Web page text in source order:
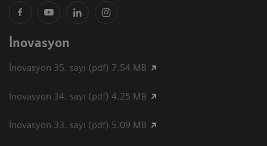
İnovasyon
İnovasyon 35. sayı (pdf) 7.54 MB
İnovasyon 34. sayı (pdf) 4.25 MB
İnovasyon 33. sayı (pdf) 5.09 MB